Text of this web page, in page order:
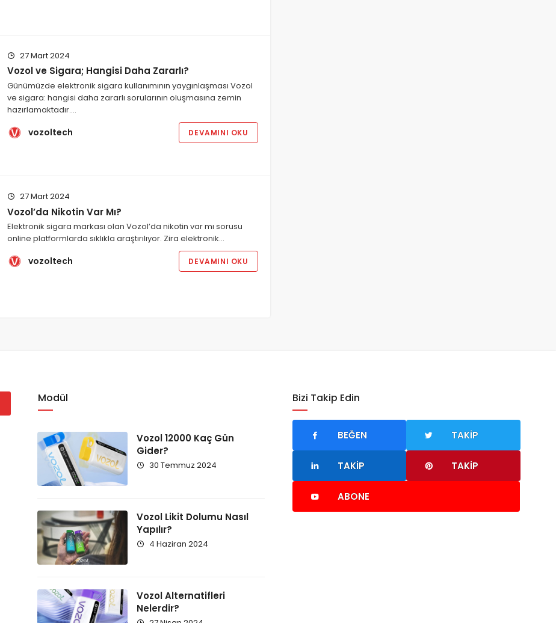
27 Mart 2024
Vozol ve Sigara; Hangisi Daha Zararlı?
Günümüzde elektronik sigara kullanımının yaygınlaşması Vozol
ve sigara: hangisi daha zararlı sorularının oluşmasına zemin
hazırlamaktadır.…
vozoltech DEVAMINI OKU
27 Mart 2024
Vozol’da Nikotin Var Mı?
Elektronik sigara markası olan Vozol’da nikotin var mı sorusu
online platformlarda sıklıkla araştırılıyor. Zira elektronik…
vozoltech DEVAMINI OKU
Modül
Vozol 12000 Kaç Gün
Gider?
30 Temmuz 2024
Vozol Likit Dolumu Nasıl
Yapılır?
4 Haziran 2024
Vozol Alternatifleri
Nelerdir?
Bizi Takip Edin
BEĞEN TAKIP
TAKIP TAKIP
ABONE